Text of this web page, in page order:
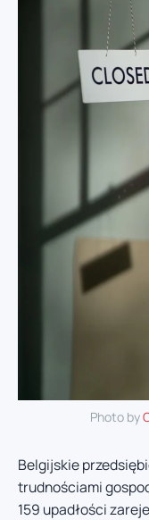
Photo by
Belgijskie
trudnościami
159 upadłości